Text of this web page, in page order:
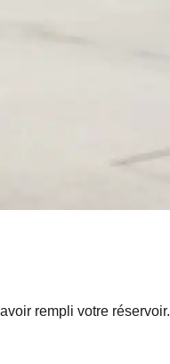
rempli votre réservoir.